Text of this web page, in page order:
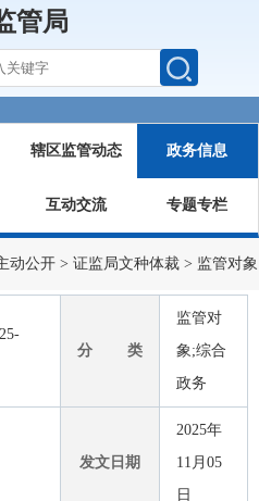
管局
辖区监管动态 政务信息
互动交流 专题专栏
动公开 > 证监局文种体裁 > 监管对象
分 类
监管对
象;综合
政务
发文日期
2025年
11月05
日